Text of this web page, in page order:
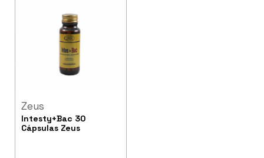
Zeus
Intesty+Bac 30
Cápsulas Zeus